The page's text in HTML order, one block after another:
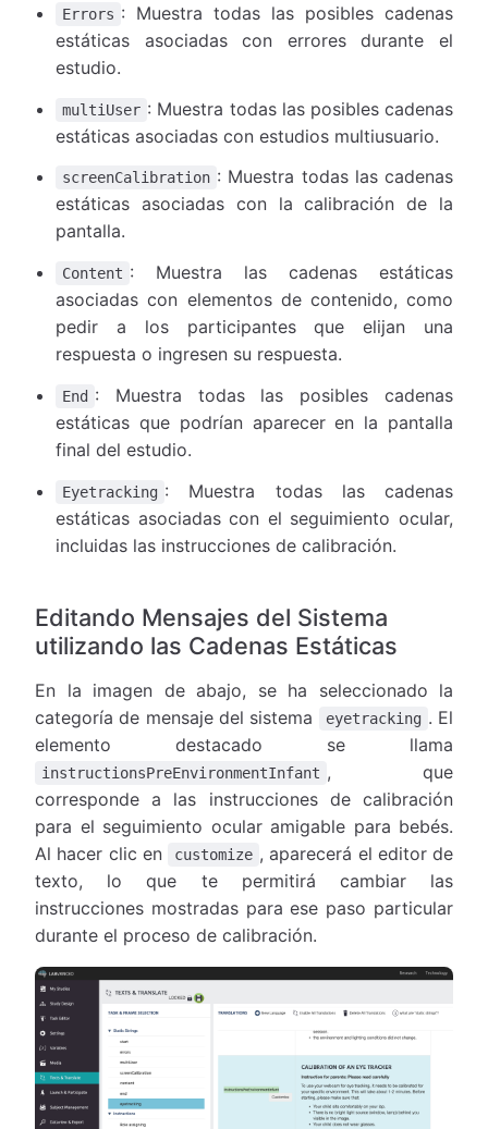
Errors : Muestra todas las posibles cadenas
estáticas asociadas con errores durante el
estudio.
multiUser : Muestra todas las posibles cadenas
estáticas asociadas con estudios multiusuario.
screenCalibration : Muestra todas las cadenas
estáticas asociadas con la calibración de la
pantalla.
Content : Muestra las cadenas estáticas
asociadas con elementos de contenido, como
pedir a los participantes que elijan una
respuesta o ingresen su respuesta.
End : Muestra todas las posibles cadenas
estáticas que podrían aparecer en la pantalla
final del estudio.
Eyetracking : Muestra todas las cadenas
estáticas asociadas con el seguimiento ocular,
incluidas las instrucciones de calibración.
Editando Mensajes del Sistema
utilizando las Cadenas Estáticas
En la imagen de abajo, se ha seleccionado la
categoría de mensaje del sistema
eyetracking . El
elemento destacado se llama
instructionsPreEnvironmentInfant , que
corresponde a las instrucciones de calibración
para el seguimiento ocular amigable para bebés.
Al hacer clic en
customize , aparecerá el editor de
texto, lo que te permitirá cambiar las
instrucciones mostradas para ese paso particular
durante el proceso de calibración.